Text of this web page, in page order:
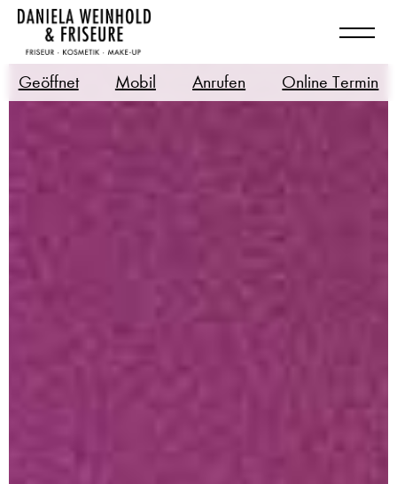
Geöffnet Mobil Anrufen Online Termin